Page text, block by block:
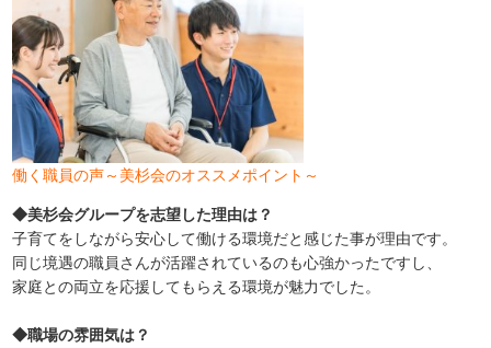
働く職員の声～美杉会のオススメポイント～
◆美杉会グループを志望した理由は？
子育てをしながら安心して働ける環境だと感じた事が理由です。
同じ境遇の職員さんが活躍されているのも心強かったですし、
家庭との両立を応援してもらえる環境が魅力でした。
◆職場の雰囲気は？